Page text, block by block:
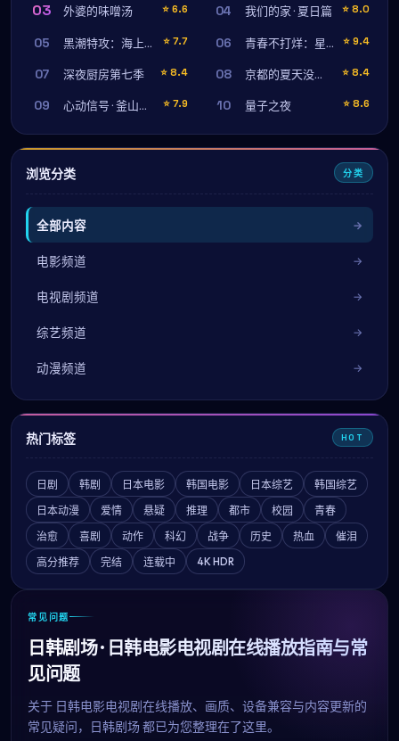
03 外婆的味噌汤 ⭐ 6.6 04 我们的家 · 夏日篇 ⭐ 8.0
05 黑潮特攻：海上风暴 ⭐ 7.7 06 青春不打烊：星期五的告白 ⭐ 9.4
07 深夜厨房第七季 ⭐ 8.4 08 京都的夏天没有结束 ⭐ 8.4
09 心动信号 · 釜山特辑 ⭐ 7.9 10 量子之夜 ⭐ 8.6
浏览分类 分类
全部内容
电影频道
电视剧频道
综艺频道
动漫频道
热门标签 HOT
日剧 韩剧 日本电影 韩国电影 日本综艺
韩国综艺
日本动漫
爱情 悬疑 推理 都市 校园
青春
治愈
喜剧 动作 科幻 战争 历史 热血
催泪
高分推荐
完结 连载中 4K HDR
常见问题
日韩剧场 · 日韩电影电视剧在线播放指南与常
见问题
关于 日韩电影电视剧在线播放、画质、设备兼容与内容更新的
常见疑问，
日韩剧场 都已为您整理在了这里。